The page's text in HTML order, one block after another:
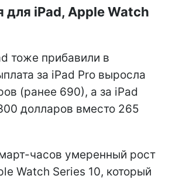
для iPad, Apple Watch
тоже прибавили в
за iPad Pro выросла
(ранее 690), а за iPad
долларов вместо 265
часов умеренный рост
Watch Series 10, который